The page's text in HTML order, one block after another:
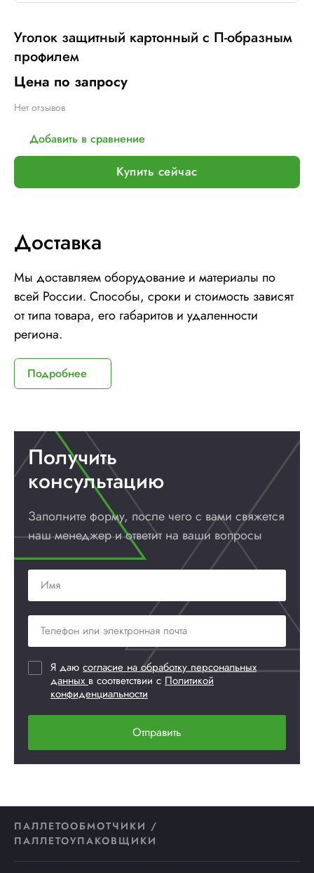
Уголок защитный картонный с П-образным
профилем
Цена по запросу
Нет отзывов
Добавить в сравнение
Купить сейчас
Доставка
Мы доставляем оборудование и материалы по
всей России. Способы, сроки и стоимость зависят
от типа товара, его габаритов и удаленности
региона.
Подробнее
Получить
консультацию
Заполните форму, после чего с вами свяжется
наш менеджер и ответит на ваши вопросы
Я даю согласие на обработку персональных
данных в соответствии с Политикой
конфиденциальности
Отправить
ПАЛЛЕТООБМОТЧИКИ /
ПАЛЛЕТОУПАКОВЩИКИ